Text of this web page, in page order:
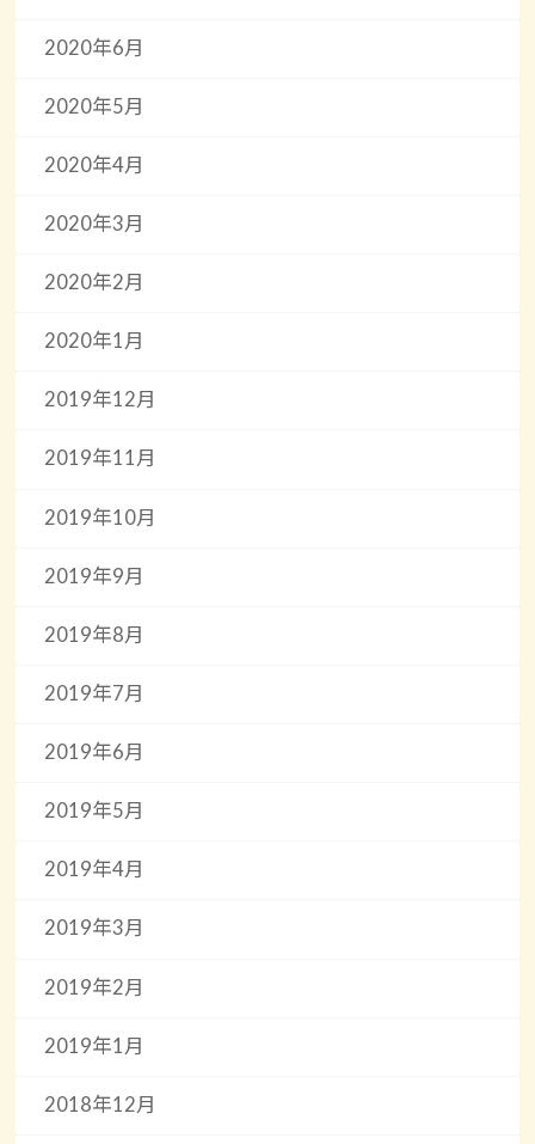
2020年6月
2020年5月
2020年4月
2020年3月
2020年2月
2020年1月
2019年12月
2019年11月
2019年10月
2019年9月
2019年8月
2019年7月
2019年6月
2019年5月
2019年4月
2019年3月
2019年2月
2019年1月
2018年12月